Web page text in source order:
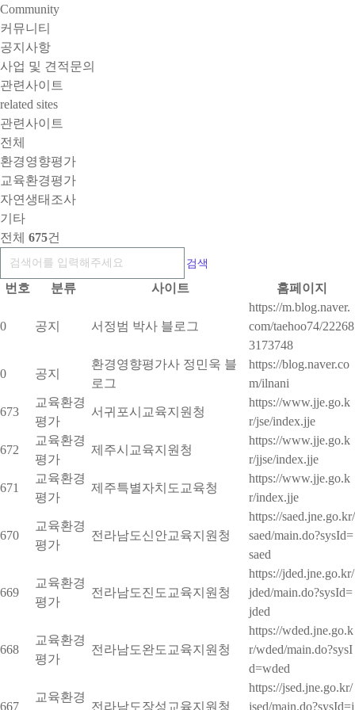
Community
커뮤니티
공지사항
사업 및 견적문의
관련사이트
related sites
관련사이트
전체
환경영향평가
교육환경평가
자연생태조사
기타
전체 675건
검색
번호 분류 사이트 홈페이지
0 공지 서정범 박사 블로그
https://m.blog.naver.
com/taehoo74/22268
3173748
0 공지
환경영향평가사 정민욱 블
로그
https://blog.naver.co
m/ilnani
673
교육환경
평가
서귀포시교육지원청
https://www.jje.go.k
r/jse/index.jje
672
교육환경
평가
제주시교육지원청
https://www.jje.go.k
r/jjse/index.jje
671
교육환경
평가
제주특별자치도교육청
https://www.jje.go.k
r/index.jje
670
교육환경
평가
전라남도신안교육지원청
https://saed.jne.go.kr/
saed/main.do?sysId=
saed
669
교육환경
평가
전라남도진도교육지원청
https://jded.jne.go.kr/
jded/main.do?sysId=
jded
668
교육환경
평가
전라남도완도교육지원청
https://wded.jne.go.k
r/wded/main.do?sysI
d=wded
667
교육환경
전라남도장성교육지원청
https://jsed.jne.go.kr/
jsed/main.do?sysId=j